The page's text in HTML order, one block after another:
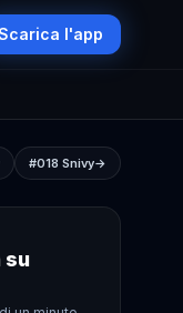
l'app
#018 Snivy→
su